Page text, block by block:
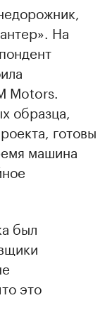
На
Motors.
образца,
готовы
машина
был
это